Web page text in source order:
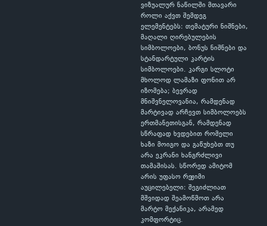
ვიზუალურ ნაწილში მთავარი
როლი აქვთ შემდეგ
ელემენტებს: თემატური ნიშნები,
მაღალი ღირებულების
სიმბოლოები, ბონუს ნიშნები და
სტანდარტული კარტის
სიმბოლოები. კარგი სლოტი
მხოლოდ ლამაზი ფონით არ
იზომება; ბევრად
მნიშვნელოვანია, რამდენად
მარტივად არჩევთ სიმბოლოებს
ერთმანეთისგან, რამდენად
სწრაფად ხვდებით რომელი
ხაზი მოიგო და გაწუხებთ თუ
არა ეკრანი ხანგრძლივი
თამაშისას. სწორედ ამიტომ
არის უფასო რეჟიმი
აუცილებელი: შეგიძლიათ
მშვიდად შეამოწმოთ არა
მარტო მექანიკა, არამედ
კომფორტიც.